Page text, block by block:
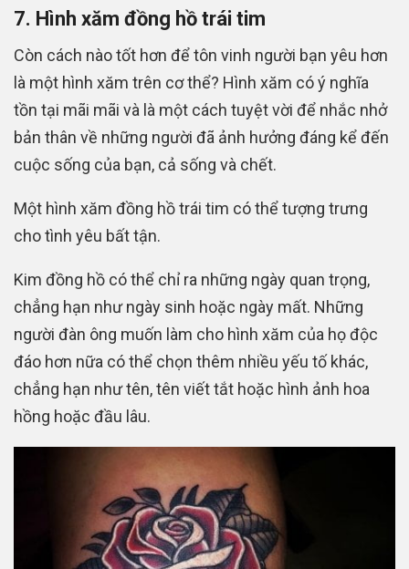
7. Hình xăm đồng hồ trái tim
Còn cách nào tốt hơn để tôn vinh người bạn yêu hơn
là một hình xăm trên cơ thể? Hình xăm có ý nghĩa
tồn tại mãi mãi và là một cách tuyệt vời để nhắc nhở
bản thân về những người đã ảnh hưởng đáng kể đến
cuộc sống của bạn, cả sống và chết.
Một hình xăm đồng hồ trái tim có thể tượng trưng
cho tình yêu bất tận.
Kim đồng hồ có thể chỉ ra những ngày quan trọng,
chẳng hạn như ngày sinh hoặc ngày mất. Những
người đàn ông muốn làm cho hình xăm của họ độc
đáo hơn nữa có thể chọn thêm nhiều yếu tố khác,
chẳng hạn như tên, tên viết tắt hoặc hình ảnh hoa
hồng hoặc đầu lâu.